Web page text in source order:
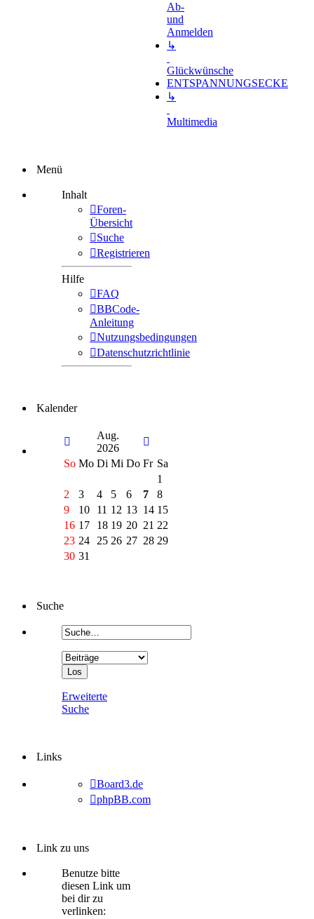
Ab-
und
Anmelden
↳
Glückwünsche
ENTSPANNUNGSECKE
↳
Multimedia
Menü
Inhalt
Foren-
Übersicht
Suche
Registrieren
Hilfe
FAQ
BBCode-
Anleitung
Nutzungsbedingungen
Datenschutzrichtlinie
Kalender
Aug.
2026
So Mo Di Mi Do Fr Sa
1
2
3 4 5 6 7
8
9
10 11 12 13 14 15
16 17 18 19 20 21 22
23 24 25 26 27 28 29
30 31
Suche
Erweiterte
Suche
Links
Board3.de
phpBB.com
Link zu uns
Benutze bitte
diesen Link um
bei dir zu
verlinken: